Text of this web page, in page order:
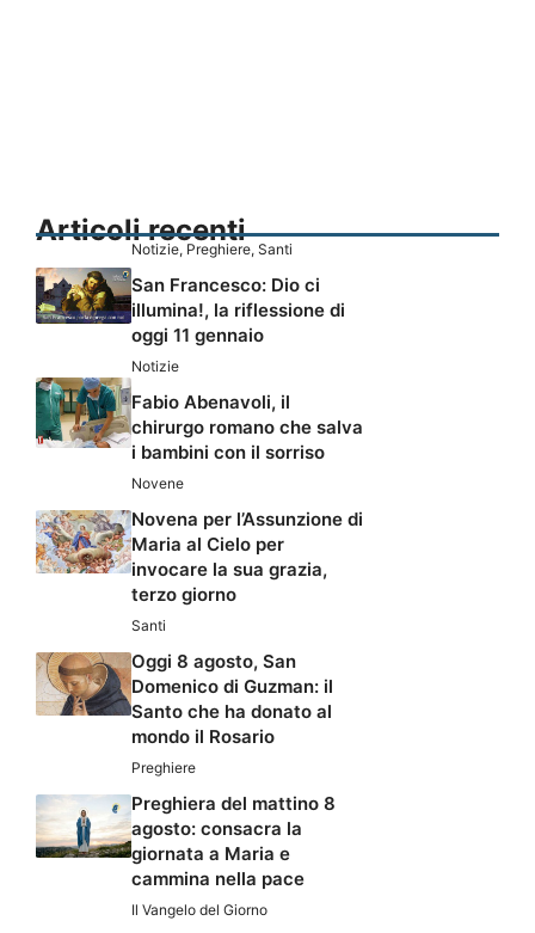
Articoli recenti
Notizie, Preghiere, Santi
San Francesco: Dio ci
illumina!, la riflessione di
oggi 11 gennaio
Notizie
Fabio Abenavoli, il
chirurgo romano che salva
i bambini con il sorriso
Novene
Novena per l’Assunzione di
Maria al Cielo per
invocare la sua grazia,
terzo giorno
Santi
Oggi 8 agosto, San
Domenico di Guzman: il
Santo che ha donato al
mondo il Rosario
Preghiere
Preghiera del mattino 8
agosto: consacra la
giornata a Maria e
cammina nella pace
Il Vangelo del Giorno